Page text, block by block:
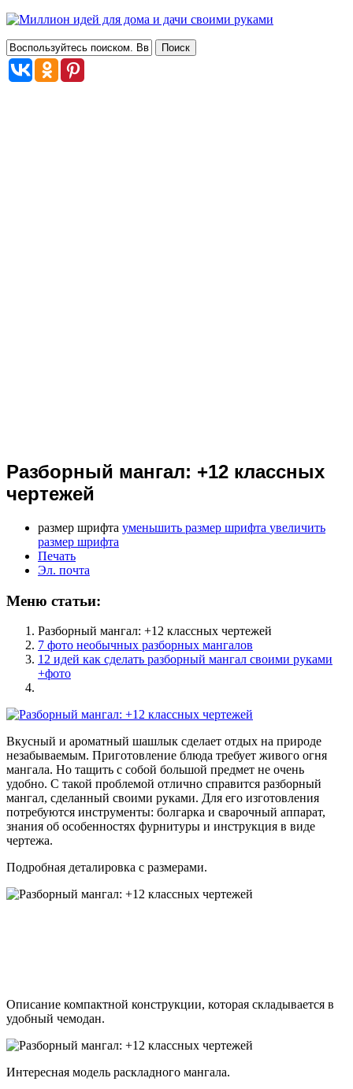
Разборный мангал: +12 классных
чертежей
размер шрифта уменьшить размер шрифта увеличить
размер шрифта
Печать
Эл. почта
Меню статьи:
Разборный мангал: +12 классных чертежей
7 фото необычных разборных мангалов
12 идей как сделать разборный мангал своими руками
+фото
Вкусный и ароматный шашлык сделает отдых на природе
незабываемым. Приготовление блюда требует живого огня
мангала. Но тащить с собой большой предмет не очень
удобно. С такой проблемой отлично справится разборный
мангал, сделанный своими руками. Для его изготовления
потребуются инструменты: болгарка и сварочный аппарат,
знания об особенностях фурнитуры и инструкция в виде
чертежа.
Подробная деталировка с размерами.
Описание компактной конструкции, которая складывается в
удобный чемодан.
Интересная модель раскладного мангала.